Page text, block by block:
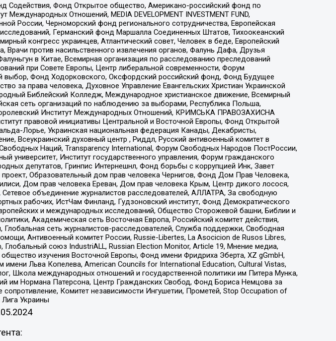
Содействия, Фонд Открытое общество, Американо-российский фонд по
Отношений, MEDIA DEVELOPMENT INVESTMENT FUND,
России, Черноморский фонд регионального сотрудничества, Европейская
Германский фонд Маршалла Соединенных Штатов, Тихоокеанский
конгресс украинцев, Атлантический совет, Человек в беде, Европейский
против насильственного извлечения органов, Фалунь Дафа, Друзья
в Китае, Всемирная организация по расследованию преследований
при Совете Европы, Центр либеральной современности, Форум
выбор, Фонд Ходорковского, Оксфордский российский фонд, Фонд Будущее
за права человека, Духовное Управление Евангельских Христиан Украинской
Библейский Колледж, Международное христианское движение, Всемирный
сеть организаций по наблюдению за выборами, Республика Польша,
Институт Международных Отношений, КРИМСЬКА ПРАВОЗАХИСНА
правовой инициативы Центральной и Восточной Европы, Фонд Открытой
Лорье, Украинская национальная федерация Канады, Декабристы,
Всеукраинский духовный центр , Риддл, Русский антивоенный комитет в
Наций, Transparеncy International, Форум Свободных Народов ПостРоссии,
Институт государственного управления, Форум гражданского
депутатов, Гринпис Интернешнл, Фонд борьбы с коррупцией Инк, Завет
Образовательный дом прав человека Чернигов, Фонд Дом Прав Человека,
Дом прав человека Ереван, Дом прав человека Крым, Центр дикого лосося,
объединение журналистов расследователей, АЛЛАТРА, За свободную
рабочих, ИстЧам Финланд, Гудзоновский институт, Фонд Демократического
и международных исследований, Общество Сторожевой башни, Библии и
Академическая сеть Восточная Европа, Российский комитет действия,
сеть журналистов-расследователей, Служба поддержки, Свободная
Антивоенный комитет России, Russie-Libertes, La Asocicion de Rusos Libres,
союз IndustriALL, Russian Election Monitor, Article 19, Мнение медиа,
изучения Восточной Европы, Фонд имени Фридриха Эберта, XZ gGmbH,
Льва Копелева, American Councils for International Education, Cultural Vistas,
Школа международных отношений и государственной политики им Питера Мунка,
им Нормана Патерсона, Центр Гражданских Свобод, Фонд Бориса Немцова за
Комитет независимости Ингушетии, Прометей, Stop Occupation of
Украины